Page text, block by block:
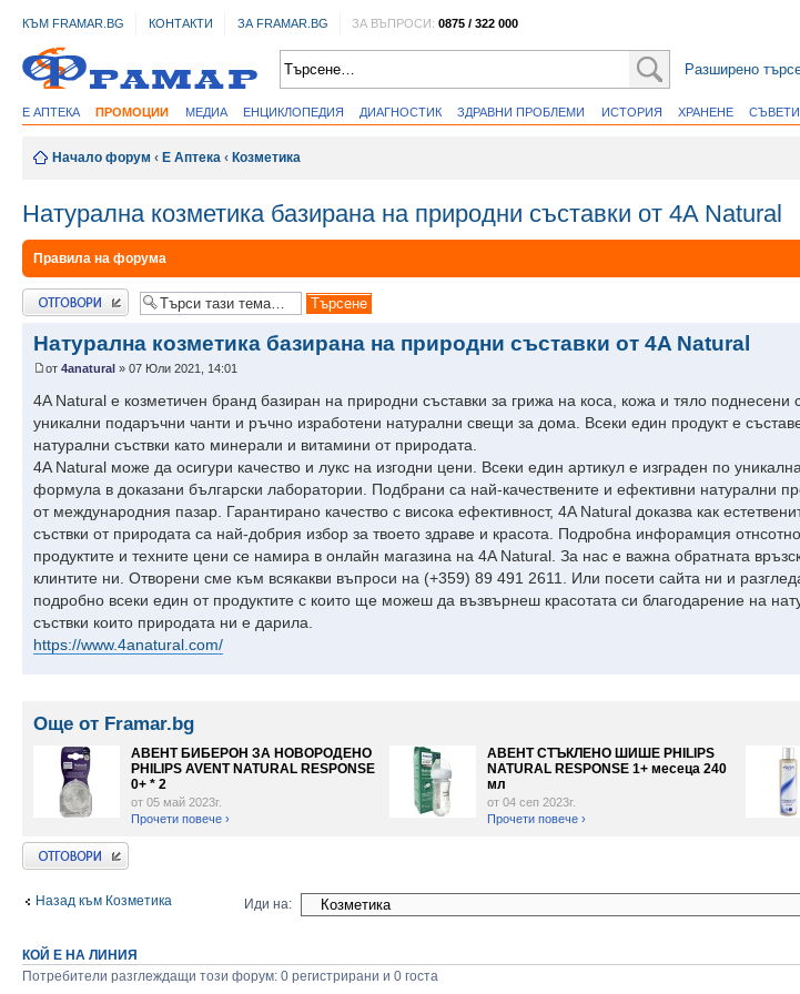
КЪМ FRAMAR.BG КОНТАКТИ ЗА FRAMAR.BG ЗА ВЪПРОСИ:0875 / 322 000
Разширено
Е АПТЕКА ПРОМОЦИИ МЕДИА ЕНЦИКЛОПЕДИЯ ДИАГНОСТИК ЗДРАВНИ ПРОБЛЕМИ ИСТОРИЯ ХРАНЕНЕ СЪВЕТИ
Начало форум ‹ Е Аптека ‹ Козметика
Натурална козметика базирана на природни съставки от 4A Natural
Правила на форума
Добави отговор
Натурална козметика базирана на природни съставки от 4A Natural
от 4anatural » 07 Юли 2021, 14:01
4A Natural е козметичен бранд базиран на природни съставки за грижа на коса, кожа и тяло поднесени
уникални подаръчни чанти и ръчно изработени натурални свещи за дома. Всеки един продукт е
натурални съствки като минерали и витамини от природата.
4A Natural може да осигури качество и лукс на изгодни цени. Всеки един артикул е изграден по уникална
формула в доказани български лаборатории. Подбрани са най-качествените и ефективни натурални
от международния пазар. Гарантирано качество с висока ефективност, 4A Natural доказва как
съствки от природата са най-добрия избор за твоето здраве и красота. Подробна инфорамция отнсотно
продуктите и техните цени се намира в онлайн магазина на 4A Natural. За нас е важна обратната
клинтите ни. Отворени сме към всякакви въпроси на (+359) 89 491 2611. Или посети сайта ни и
подробно всеки един от продуктите с които ще можеш да възвърнеш красотата си благодарение на
съствки които природата ни е дарила.
https://www.4anatural.com/
Още от Framar.bg
АВЕНТ БИБЕРОН ЗА НОВОРОДЕНО
PHILIPS AVENT NATURAL RESPONSE
0+ * 2
от 05 май 2023г.
Прочети повече ›
АВЕНТ СТЪКЛЕНО ШИШЕ PHILIPS
NATURAL RESPONSE 1+ месеца 240
мл
от 04 сеп 2023г.
Прочети повече ›
Добави отговор
Назад към Козметика Иди на:
КОЙ Е НА ЛИНИЯ
Потребители разглеждащи този форум: 0 регистрирани и 0 госта